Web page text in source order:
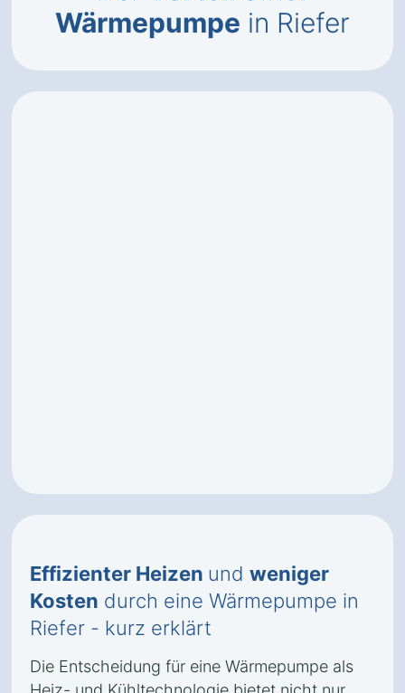
Wärmepumpe in Riefer
Effizienter Heizen und weniger
Kosten durch eine Wärmepumpe in
Riefer - kurz erklärt
Die Entscheidung für eine Wärmepumpe als